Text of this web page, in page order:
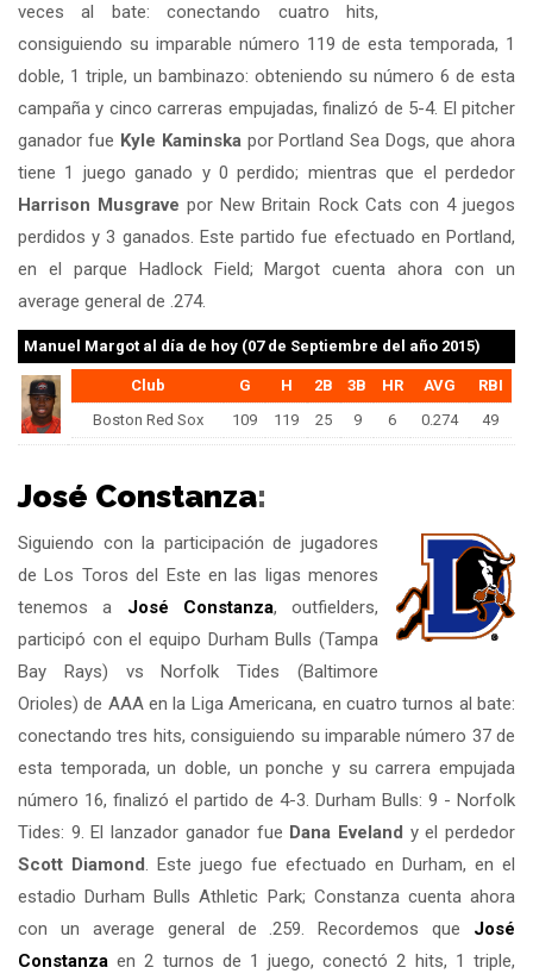
veces al bate: conectando cuatro hits,
consiguiendo su imparable número 119 de esta temporada, 1
doble, 1 triple, un bambinazo: obteniendo su número 6 de esta
campaña y cinco carreras empujadas, finalizó de 5-4. El pitcher
ganador fue Kyle Kaminskapor Portland Sea Dogs, que ahora
tiene 1 juego ganado y 0 perdido; mientras que el perdedor
Harrison Musgrave por New Britain Rock Cats con 4 juegos
perdidos y 3 ganados. Este partido fue efectuado en Portland,
en el parque Hadlock Field; Margot cuenta ahora con un
average general de .274.
Manuel Margot al día de hoy (07 de Septiembre del año 2015)
Club G H 2B 3B HR AVG
RBI
Boston Red Sox
109 119 25 9 6 0.274 49
José Constanza:
Siguiendo con la participación de jugadores
de Los Toros del Este en las ligas menores
tenemos a José Constanza, outfielders,
participó con el equipo Durham Bulls (Tampa
Bay Rays) vs Norfolk Tides (Baltimore
Orioles) de AAA en la Liga Americana, en cuatro turnos al bate:
conectando tres hits, consiguiendo su imparable número 37 de
esta temporada, un doble, un ponche y su carrera empujada
número 16, finalizó el partido de 4-3. Durham Bulls: 9 - Norfolk
Tides: 9. El lanzador ganador fue Dana Eveland y el perdedor
Scott Diamond. Este juego fue efectuado en Durham, en el
estadio Durham Bulls Athletic Park; Constanza cuenta ahora
con un average general de .259. Recordemos que José
Constanza en 2 turnos de 1 juego, conectó 2 hits, 1 triple,